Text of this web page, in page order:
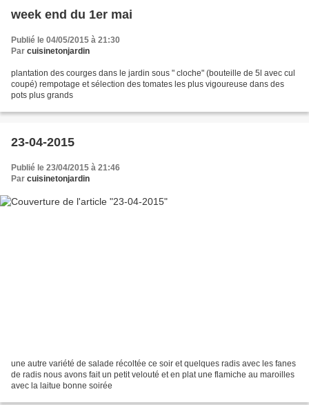
week end du 1er mai
Publié le 04/05/2015 à 21:30
Par cuisinetonjardin
plantation des courges dans le jardin sous " cloche" (bouteille de 5l avec cul
coupé) rempotage et sélection des tomates les plus vigoureuse dans des
pots plus grands
23-04-2015
Publié le 23/04/2015 à 21:46
Par cuisinetonjardin
une autre variété de salade récoltée ce soir et quelques radis avec les fanes
de radis nous avons fait un petit velouté et en plat une flamiche au maroilles
avec la laitue bonne soirée